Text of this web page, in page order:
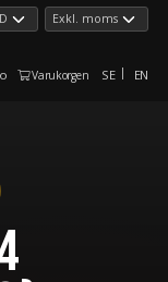
Varukorgen SE EN